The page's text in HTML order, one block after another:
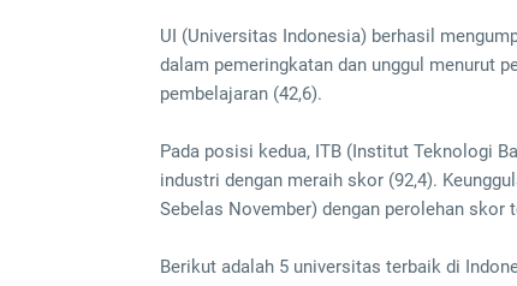
UI (Universitas Indonesia) berhasil
dalam pemeringkatan dan unggul menurut
pembelajaran (42,6).
Pada posisi kedua, ITB (Institut Teknologi
industri dengan meraih skor (92,4).
Sebelas November) dengan perolehan
Berikut adalah 5 universitas terbaik di